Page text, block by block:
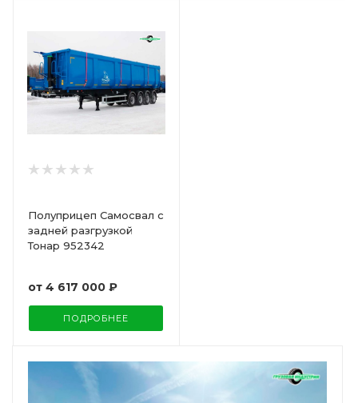
Полуприцеп Самосвал с
задней разгрузкой
Тонар 952342
от 4 617 000 ₽
ПОДРОБНЕЕ